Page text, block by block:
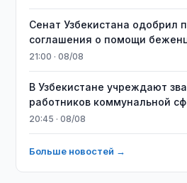
Сенат Узбекистана одобрил
соглашения о помощи
21:00 · 08/08
В Узбекистане учреждают
работников коммунальной
20:45 · 08/08
Больше новостей →